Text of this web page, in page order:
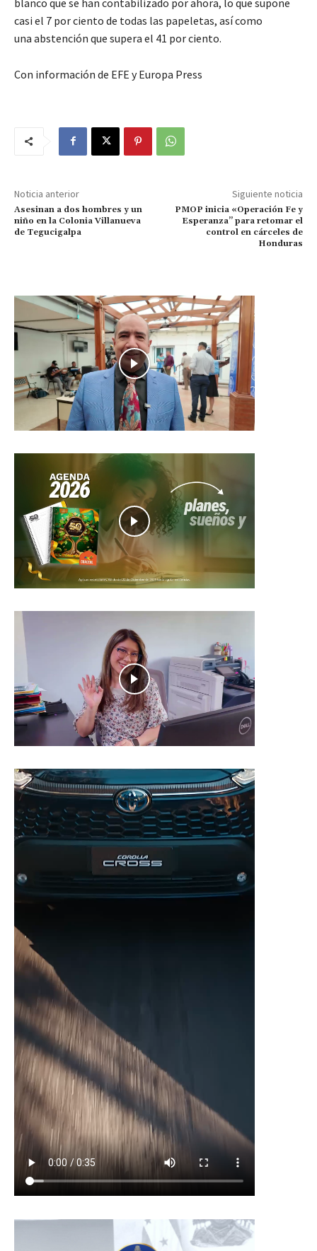
casi el 7 por ciento de todas las papeletas, así como
una abstención que supera el 41 por ciento.
Con información de EFE y Europa Press
Noticia anterior
Asesinan a dos hombres y un
niño en la Colonia Villanueva
de Tegucigalpa
Siguiente noticia
PMOP inicia «Operación Fe y
Esperanza” para retomar el
control en cárceles de
Honduras